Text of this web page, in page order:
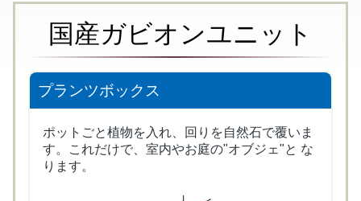
国産ガビオンユニット
プランツボックス
ポットごと植物を入れ、回りを自然石で覆いま
す。これだけで、室内やお庭の"オブジェ"と な
ります。